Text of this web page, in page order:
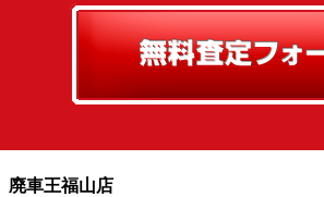
廃車王福山店